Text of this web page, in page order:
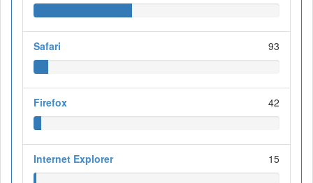
Safari 93
Firefox 42
Internet Explorer 15